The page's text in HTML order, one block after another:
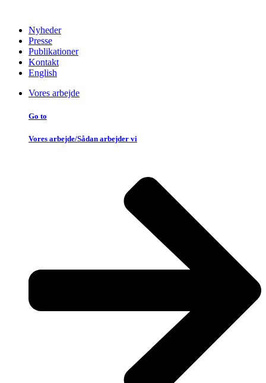
Nyheder
Presse
Publikationer
Kontakt
English
Vores arbejde
Go to
Vores arbejde/Sådan arbejder vi